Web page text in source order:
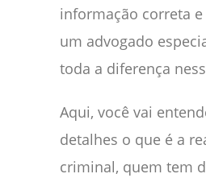
informação correta
um advogado
toda a diferença
Aqui, você vai
detalhes o que é a
criminal, quem tem